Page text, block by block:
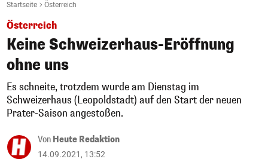
Startseite Österreich
Österreich
Keine Schweizerhaus-Eröffnung
ohne uns
Es schneite, trotzdem wurde am Dienstag im
Schweizerhaus (Leopoldstadt) auf den Start der neuen
Prater-Saison angestoßen.
Von Heute Redaktion
14.09.2021, 13:52